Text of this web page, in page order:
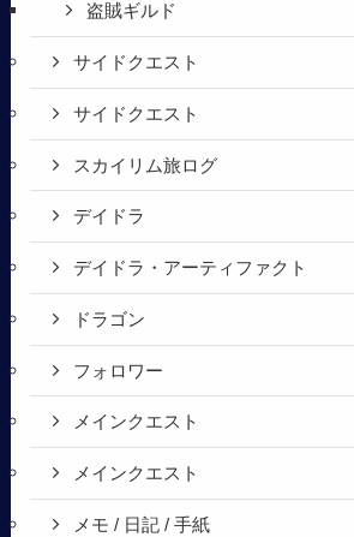
盗賊ギルド
サイドクエスト
サイドクエスト
スカイリム旅ログ
デイドラ
デイドラ・アーティファクト
ドラゴン
フォロワー
メインクエスト
メインクエスト
メモ / 日記 / 手紙